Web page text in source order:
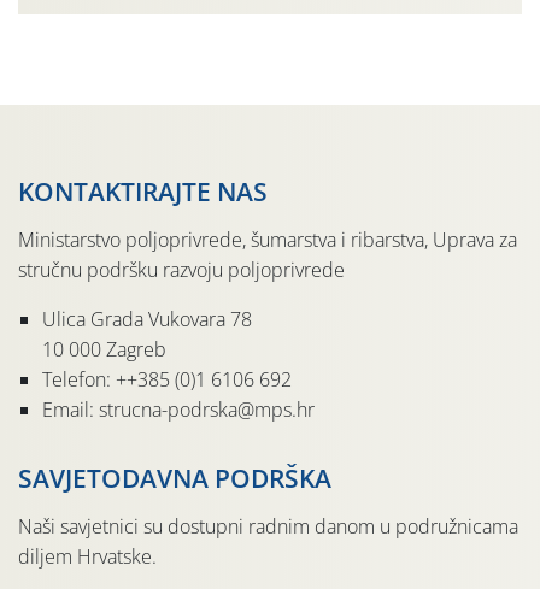
KONTAKTIRAJTE NAS
Ministarstvo poljoprivrede, šumarstva i ribarstva, Uprava za
stručnu podršku razvoju poljoprivrede
Ulica Grada Vukovara 78
10 000 Zagreb
Telefon: ++385 (0)1 6106 692
Email: strucna-podrska@mps.hr
SAVJETODAVNA PODRŠKA
Naši savjetnici su dostupni radnim danom u podružnicama
diljem Hrvatske.